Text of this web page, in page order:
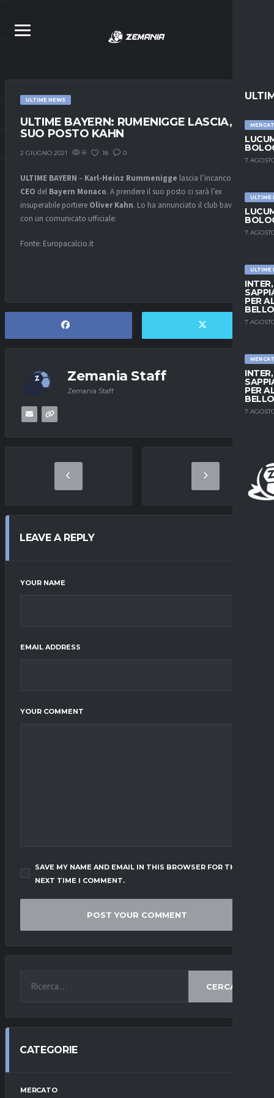
7
ULTIME
7
ULTIME
PER
7
PER
7
ULTIME NEWS
ULTIME BAYERN: RUMENIGGE LASCIA, AL
SUO POSTO KAHN
2 GIUGNO 2021 6 18 0
ULTIME BAYERN – Karl-Heinz Rummenigge lascia l’incarico di
CEO del Bayern Monaco. A prendere il suo posto ci sarà l’ex
insuperabile portiere Oliver Kahn. Lo ha annunciato il club bavarese
con un comunicato ufficiale:
Fonte: Europacalcio.it
Zemania Staff
Zemania Staff
LEAVE A REPLY
YOUR NAME
EMAIL ADDRESS
YOUR COMMENT
SAVE MY NAME AND EMAIL IN THIS BROWSER FOR THE
NEXT TIME I COMMENT.
CERCA
CATEGORIE
MERCATO